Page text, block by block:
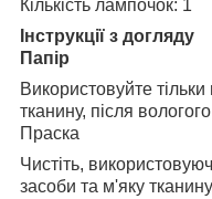
Кількість лампочок: 1
Інструкції з догляду
Папір
Використовуйте
тканину, після
Праска
Чистіть,
засоби та м'яку